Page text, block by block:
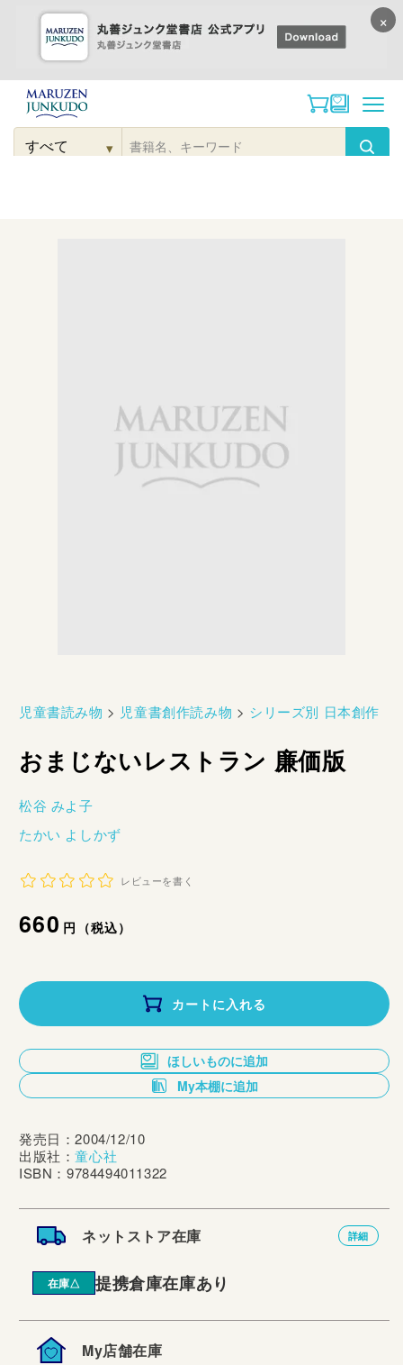
コンテンツに
進む
検
▾
児童書読み物 > 児童書創作読み物 > シリーズ別 日本創作
おまじないレストラン 廉価版
松谷 みよ子
たかい よしかず
レビューを書く
通
価
格
660円（税込）
カートに入れる
ほしいものに追加
My本棚に追加
発売日：2004/12/10
出版社：童心社
ISBN：9784494011322
ネットストア在庫 詳細
在庫△ 提携倉庫在庫あり
My店舗在庫
×